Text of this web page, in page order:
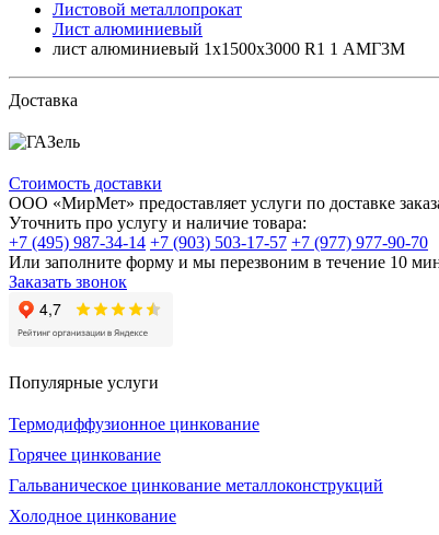
Листовой металлопрокат
Лист алюминиевый
лист алюминиевый 1x1500x3000 R1 1 АМГ3М
Доставка
Стоимость доставки
ООО «МирМет» предоставляет услуги по доставке
Уточнить про услугу и наличие товара:
+7 (495) 987-34-14 +7 (903) 503-17-57 +7 (977) 977-90-70
Или заполните форму и мы перезвоним в течение 10
Заказать звонок
Популярные услуги
Термодиффузионное цинкование
Горячее цинкование
Гальваническое цинкование металлоконструкций
Холодное цинкование